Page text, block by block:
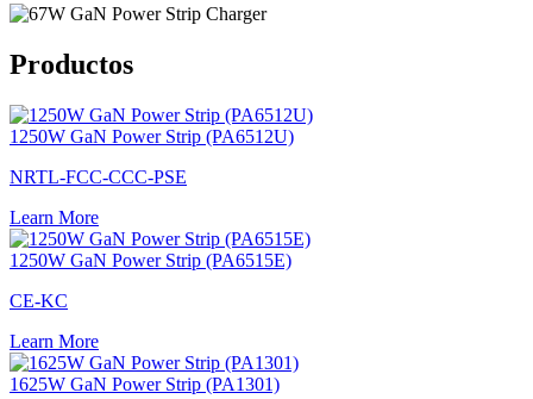
Productos
1250W GaN Power Strip (PA6512U)
NRTL-FCC-CCC-PSE
Learn More
1250W GaN Power Strip (PA6515E)
CE-KC
Learn More
1625W GaN Power Strip (PA1301)